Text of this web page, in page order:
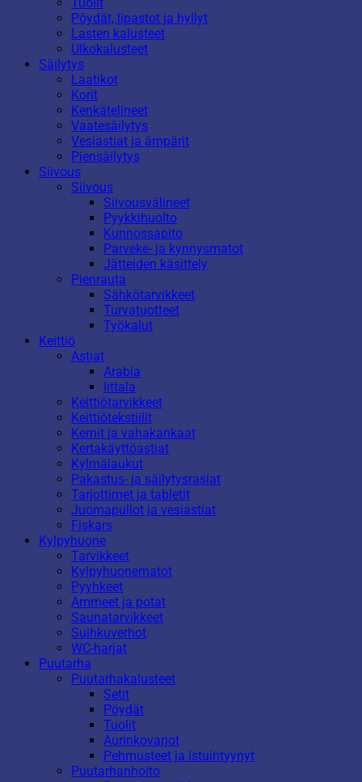
Pöydät, lipastot ja hyllyt
Lasten kalusteet
Ulkokalusteet
Säilytys
Laatikot
Korit
Kenkätelineet
Vaatesäilytys
Vesiastiat ja ämpärit
Piensäilytys
Siivous
Siivous
Siivousvälineet
Pyykkihuolto
Kunnossapito
Parveke- ja kynnysmatot
Jätteiden käsittely
Pienrauta
Sähkötarvikkeet
Turvatuotteet
Työkalut
Keittiö
Astiat
Arabia
Iittala
Keittiötarvikkeet
Keittiötekstiilit
Kernit ja vahakankaat
Kertakäyttöastiat
Kylmälaukut
Pakastus- ja säilytysrasiat
Tarjottimet ja tabletit
Juomapullot ja vesiastiat
Fiskars
Kylpyhuone
Tarvikkeet
Kylpyhuonematot
Pyyhkeet
Ammeet ja potat
Saunatarvikkeet
Suihkuverhot
WC-harjat
Puutarha
Puutarhakalusteet
Setit
Pöydät
Tuolit
Aurinkovarjot
Pehmusteet ja istuintyynyt
Puutarhanhoito